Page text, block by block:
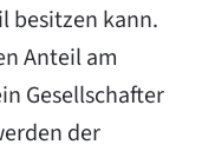
besitzen kann.
Anteil am
Gesellschafter
der